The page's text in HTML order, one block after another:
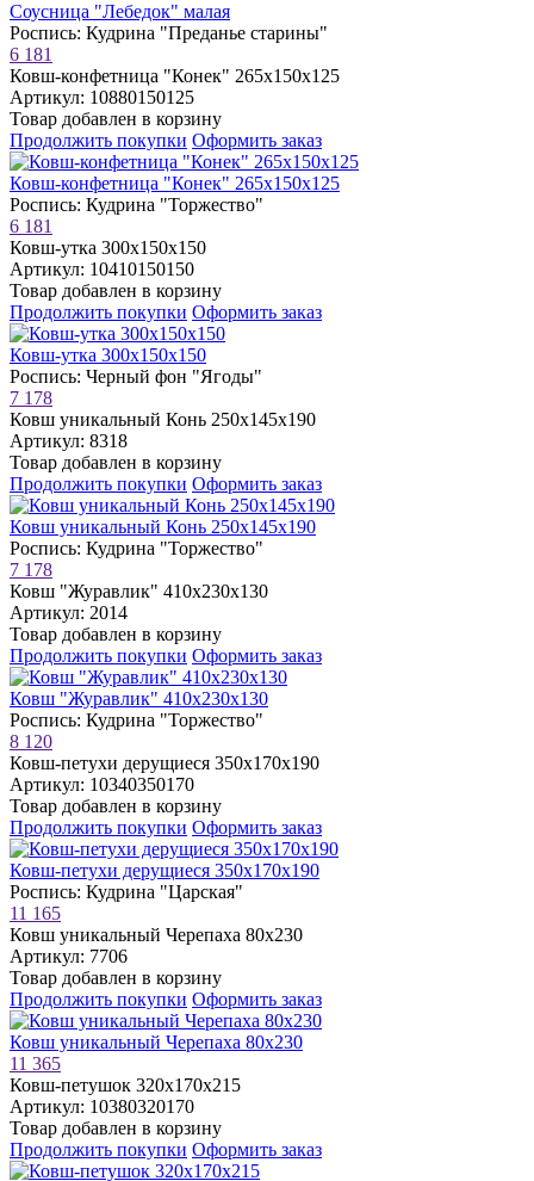
Соусница "Лебедок" малая
Роспись: Кудрина "Преданье старины"
6 181
Ковш-конфетница "Конек" 265х150х125
Артикул: 10880150125
Товар добавлен в корзину
Продолжить покупки Оформить заказ
Ковш-конфетница "Конек" 265х150х125
Роспись: Кудрина "Торжество"
6 181
Ковш-утка 300х150х150
Артикул: 10410150150
Товар добавлен в корзину
Продолжить покупки Оформить заказ
Ковш-утка 300х150х150
Роспись: Черный фон "Ягоды"
7 178
Ковш уникальный Конь 250х145х190
Артикул: 8318
Товар добавлен в корзину
Продолжить покупки Оформить заказ
Ковш уникальный Конь 250х145х190
Роспись: Кудрина "Торжество"
7 178
Ковш "Журавлик" 410х230х130
Артикул: 2014
Товар добавлен в корзину
Продолжить покупки Оформить заказ
Ковш "Журавлик" 410х230х130
Роспись: Кудрина "Торжество"
8 120
Ковш-петухи дерущиеся 350х170х190
Артикул: 10340350170
Товар добавлен в корзину
Продолжить покупки Оформить заказ
Ковш-петухи дерущиеся 350х170х190
Роспись: Кудрина "Царская"
11 165
Ковш уникальный Черепаха 80х230
Артикул: 7706
Товар добавлен в корзину
Продолжить покупки Оформить заказ
Ковш уникальный Черепаха 80х230
11 365
Ковш-петушок 320х170х215
Артикул: 10380320170
Товар добавлен в корзину
Продолжить покупки Оформить заказ